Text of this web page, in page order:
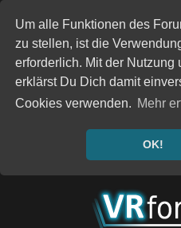
Um alle Funktionen des
zu stellen, ist die
erforderlich. Mit der Nutzung
erklärst Du Dich damit
Cookies verwenden. Mehr
OK!